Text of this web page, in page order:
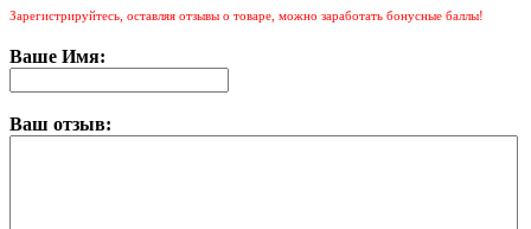
Зарегистрируйтесь, оставляя отзывы о товаре, можно заработать бонусные баллы!
Ваше Имя:
Ваш отзыв: